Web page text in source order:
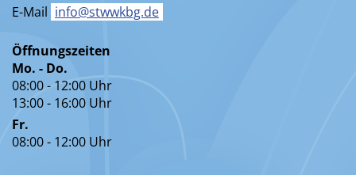
E-Mail info@stwwkbg.de
Öffnungszeiten
Mo. - Do.
08:00 - 12:00 Uhr
13:00 - 16:00 Uhr
Fr.
08:00 - 12:00 Uhr